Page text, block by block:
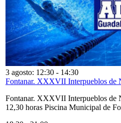
3 agosto: 12:30 - 14:30
Fontanar. XXXVII Interpueblos de
Fontanar. XXXVII Interpueblos de
12,30 horas Piscina Municipal de